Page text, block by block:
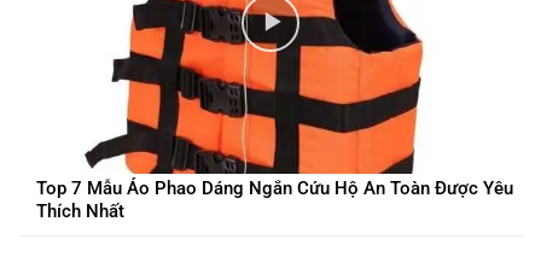
Top 7 Mẫu Áo Phao Dáng Ngắn Cứu Hộ An Toàn Được Yêu
Thích Nhất